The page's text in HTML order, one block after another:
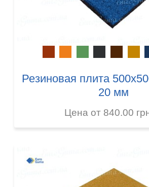
Резиновая плита
20 мм
Цена от 840.00